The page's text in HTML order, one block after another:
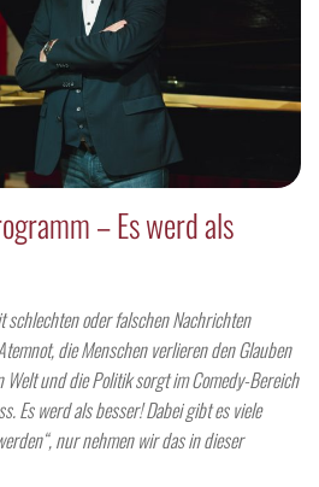
– Es werd als
schlechten oder falschen Nachrichten
die Menschen verlieren den Glauben
und die Politik sorgt im Comedy-Bereich
Es werd als besser! Dabei gibt es viele
nur nehmen wir das in dieser